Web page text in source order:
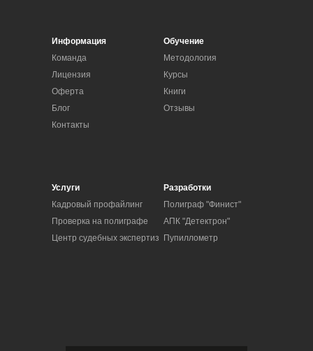
Информация
Команда
Лицензия
Оферта
Блог
Контакты
Услуги
Кадровый профайлинг
Проверка на полиграфе
Центр судебных экспертиз
Разработки
Полиграф "Финист"
АПК "Детектрон"
Пупиллометр
Обучение
Методология
Курсы
Книги
Отзывы